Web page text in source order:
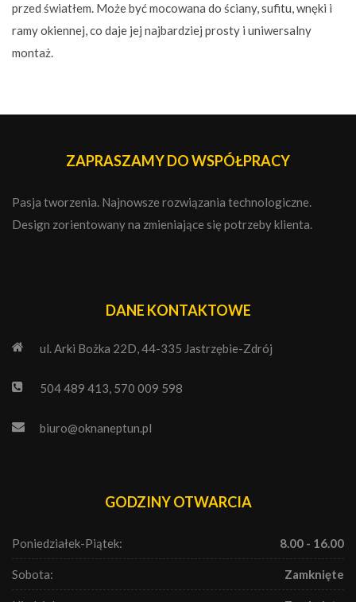
przed światłem. Może być mocowana do ściany, sufitu, wnęki i
ramy okiennej, co daje jej najbardziej prosty i uniwersalny
montaż.
ZAPRASZAMY DO WSPÓŁPRACY
Pasja tworzenia. Najnowsze rozwiązania technologiczne.
Design zorientowany na zmieniające się potrzeby klienta.
DANE KONTAKTOWE
ul. Arki Bożka 22D, 44-335 Jastrzębie-Zdrój
504 489 413, 570 009 598
biuro@oknaneptun.pl
GODZINY OTWARCIA
Poniedziałek-Piątek: 8.00 - 16.00
Sobota: Zamknięte